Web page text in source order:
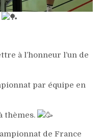
à l’honneur l’un de
par équipe en
thèmes.
de France